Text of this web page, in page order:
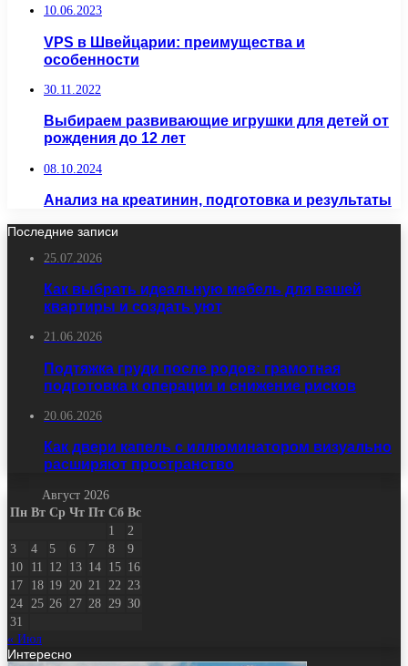
10.06.2023
VPS в Швейцарии: преимущества и
особенности
30.11.2022
Выбираем развивающие игрушки для детей от
рождения до 12 лет
08.10.2024
Анализ на креатинин, подготовка и результаты
Последние записи
25.07.2026
Как выбрать идеальную мебель для вашей
квартиры и создать уют
21.06.2026
Подтяжка груди после родов: грамотная
подготовка к операции и снижение рисков
20.06.2026
Как двери капель с иллюминатором визуально
расширяют пространство
Август 2026
Пн Вт Ср Чт Пт Сб Вс
1
2
3
4 5 6 7 8
9
10
11 12 13 14 15 16
17
18 19 20 21 22 23
24
25 26 27 28 29 30
31
« Июл
Интересно